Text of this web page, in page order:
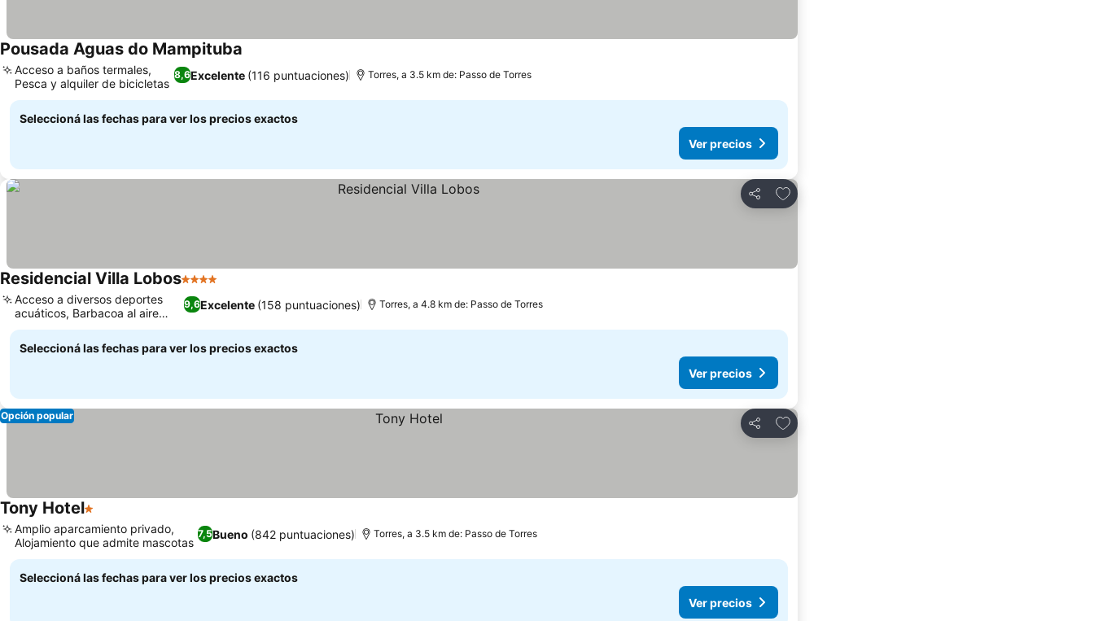
Pousada Aguas do Mampituba
8,6Excelente (116 puntuaciones)
Acceso a baños termales,
Pesca y alquiler de bicicletas
Torres, a 3.5 km de: Passo de Torres
Seleccioná las fechas para ver los precios exactos
Ver precios
Compartir
Añadir a favoritos
Residencial Villa Lobos4 Estrellas
9,6Excelente (158 puntuaciones)
Acceso a diversos deportes
acuáticos, Barbacoa al aire
libre
Torres, a 4.8 km de: Passo de Torres
Seleccioná las fechas para ver los precios exactos
Ver precios
Compartir
Añadir a favoritos
Opción popular
Tony Hotel1 Estrellas
7,5Bueno (842 puntuaciones)
Amplio aparcamiento privado,
Alojamiento que admite mascotas
Torres, a 3.5 km de: Passo de Torres
Seleccioná las fechas para ver los precios exactos
Ver precios